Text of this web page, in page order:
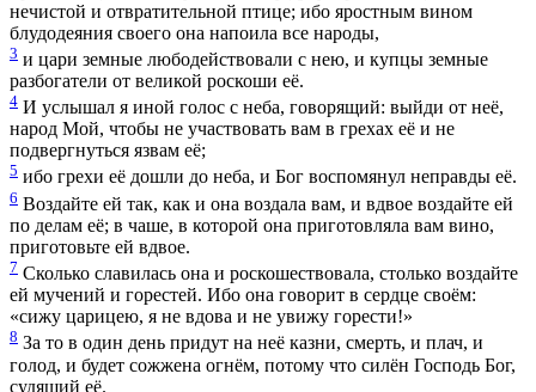
нечистой и отвратительной птице; ибо яростным вином
блудодеяния своего она напоила все народы,
3 и цари земные любодействовали с нею, и купцы земные
разбогатели от великой роскоши её.
4 И услышал я иной голос с неба, говорящий: выйди от неё,
народ Мой, чтобы не участвовать вам в грехах её и не
подвергнуться язвам её;
5 ибо грехи её дошли до неба, и Бог воспомянул неправды её.
6 Воздайте ей так, как и она воздала вам, и вдвое воздайте ей
по делам её; в чаше, в которой она приготовляла вам вино,
приготовьте ей вдвое.
7 Сколько славилась она и роскошествовала, столько воздайте
ей мучений и горестей. Ибо она говорит в сердце своём:
«сижу царицею, я не вдова и не увижу горести!»
8 За то в один день придут на неё казни, смерть, и плач, и
голод, и будет сожжена огнём, потому что силён Господь Бог,
судящий её.